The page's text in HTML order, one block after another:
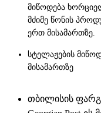
მიწოდება
მძიმე წონის
ერთ მისამართზე.
სტელაჟების
მისამართზე
თბილისის